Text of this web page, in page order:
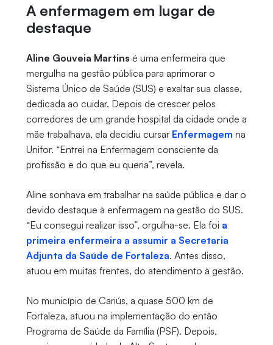
A enfermagem em lugar de
destaque
Aline Gouveia Martins é uma enfermeira que
mergulha na gestão pública para aprimorar o
Sistema Único de Saúde (SUS) e exaltar sua classe,
dedicada ao cuidar. Depois de crescer pelos
corredores de um grande hospital da cidade onde a
mãe trabalhava, ela decidiu cursar Enfermagem na
Unifor. “Entrei na Enfermagem consciente da
profissão e do que eu queria”, revela.
Aline sonhava em trabalhar na saúde pública e dar o
devido destaque à enfermagem na gestão do SUS.
“Eu consegui realizar isso”, orgulha-se. Ela foi a
primeira enfermeira a assumir a Secretaria
Adjunta da Saúde de Fortaleza. Antes disso,
atuou em muitas frentes, do atendimento à gestão.
No município de Cariús, a quase 500 km de
Fortaleza, atuou na implementação do então
Programa de Saúde da Família (PSF). Depois,